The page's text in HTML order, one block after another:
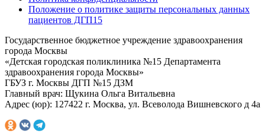
Положение о политике защиты персональных данных
пациентов ДГП15
Государственное бюджетное учреждение здравоохранения
города Москвы
«Детская городская поликлиника №15 Департамента
здравоохранения города Москвы»
ГБУЗ г. Москвы ДГП №15 ДЗМ
Главный врач: Щукина Ольга Витальевна
Адрес (юр): 127422 г. Москва, ул. Всеволода Вишневского д 4а